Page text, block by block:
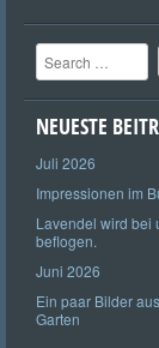
Search
NEUESTE
Juli 2026
Impressionen im
Lavendel wird bei
beflogen.
Juni 2026
Ein paar Bilder
Garten